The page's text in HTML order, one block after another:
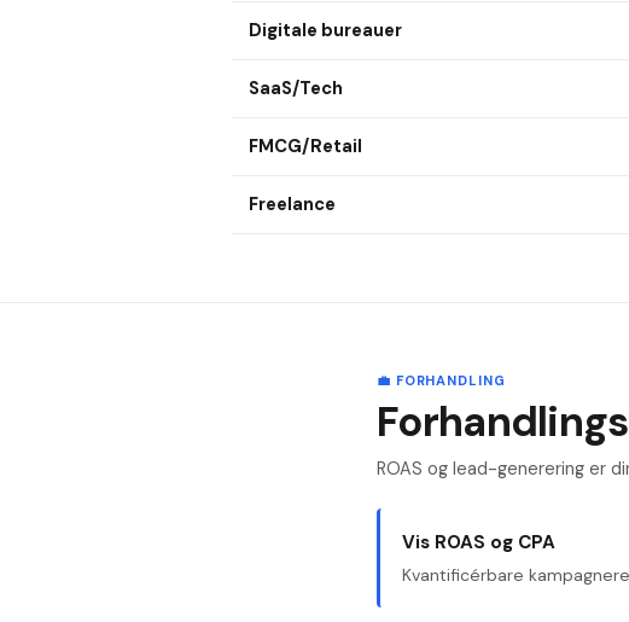
Digitale bureauer
SaaS/Tech
FMCG/Retail
Freelance
💼 FORHANDLING
ROAS og lead-generering er
Vis ROAS og CPA
Kvantificérbare